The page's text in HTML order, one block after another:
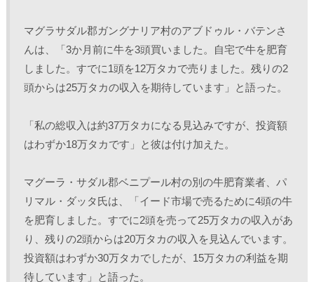
マグラサダル郡ガングナリア村のアブドゥル・バテンさ
んは、「3か月前に牛を3頭買いました。自宅で牛を肥育
しました。すでに1頭を12万タカで売りました。残りの2
頭からは25万タカの収入を期待しています」と語った。
「私の総収入は約37万タカになる見込みですが、投資額
はわずか18万タカです」と彼は付け加えた。
マグーラ・サダル郡ベニプール村の別の牛肥育業者、パ
リマル・ダッタ氏は、「イード市場で売るために4頭の牛
を肥育しました。すでに2頭を売って25万タカの収入があ
り、残りの2頭からは20万タカの収入を見込んでいます。
投資額はわずか30万タカでしたが、15万タカの利益を期
待しています」と語った。